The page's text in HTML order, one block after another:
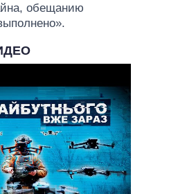
обещанию